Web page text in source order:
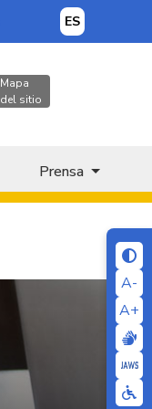
A-
A+
ES
Mapa
del sitio
Prensa